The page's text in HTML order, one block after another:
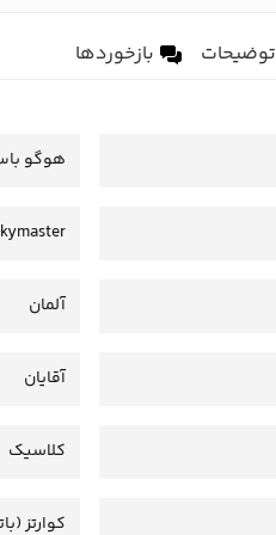
توضیحات بازخوردها
هوگو
آلمان
آقایان
کلاسیک
کوارتز